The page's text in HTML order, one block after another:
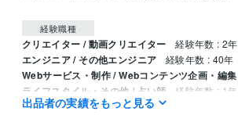
経験職種
クリエイター / 動画クリエイター 経験年数 : 2年
エンジニア / その他エンジニア 経験年数 : 40年
Webサービス・制作 / Webコンテンツ企画・編集
ライフスタイル・その他 / 占い師
経験年数 : 1年
ライフスタイル・その他 / その他
出品者の実績をもっと見る